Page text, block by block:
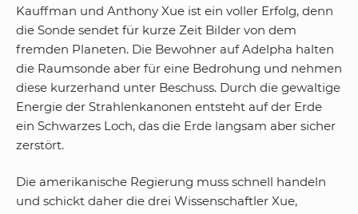
Kauffman und Anthony Xue ist ein voller Erfolg, denn
die Sonde sendet für kurze Zeit Bilder von dem
fremden Planeten. Die Bewohner auf Adelpha halten
die Raumsonde aber für eine Bedrohung und nehmen
diese kurzerhand unter Beschuss. Durch die gewaltige
Energie der Strahlenkanonen entsteht auf der Erde
ein Schwarzes Loch, das die Erde langsam aber sicher
zerstört.
Die amerikanische Regierung muss schnell handeln
und schickt daher die drei Wissenschaftler Xue,